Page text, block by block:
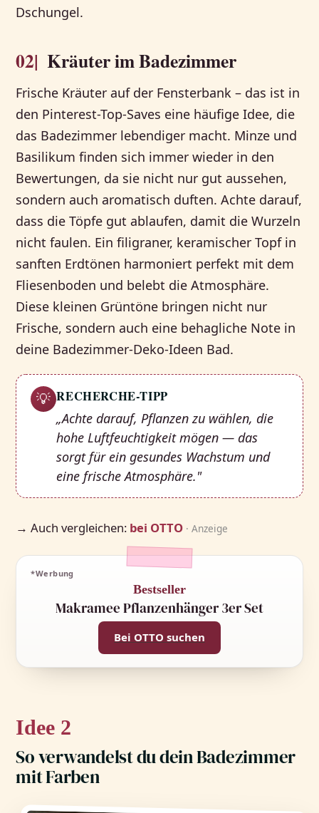
Dschungel.
02| Kräuter im Badezimmer
Frische Kräuter auf der Fensterbank – das ist in
den Pinterest-Top-Saves eine häufige Idee, die
das Badezimmer lebendiger macht. Minze und
Basilikum finden sich immer wieder in den
Bewertungen, da sie nicht nur gut aussehen,
sondern auch aromatisch duften. Achte darauf,
dass die Töpfe gut ablaufen, damit die Wurzeln
nicht faulen. Ein filigraner, keramischer Topf in
sanften Erdtönen harmoniert perfekt mit dem
Fliesenboden und belebt die Atmosphäre.
Diese kleinen Grüntöne bringen nicht nur
Frische, sondern auch eine behagliche Note in
deine Badezimmer-Deko-Ideen Bad.
💡 RECHERCHE-TIPP
„Achte darauf, Pflanzen zu wählen, die
hohe Luftfeuchtigkeit mögen — das
sorgt für ein gesundes Wachstum und
eine frische Atmosphäre."
→ Auch vergleichen: bei OTTO · Anzeige
*Werbung
Bestseller
Makramee Pflanzenhänger 3er Set
Bei OTTO suchen
2
So verwandelst du dein Badezimmer
mit Farben